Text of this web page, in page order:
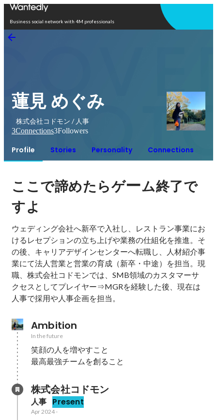
Business social network with 4M professionals
蓮見 めぐみ
株式会社コドモン / 人事
3Connections3Followers
Profile Stories Personality Connections
ここで諦めたらゲーム終了で
すよ
ウェディング会社へ新卒で入社し、レストラン事業にお
けるレセプションの立ち上げや業務の仕組化を推進。そ
の後、キャリアデザインセンターへ転職し、人材紹介事
業にて法人営業と営業の育成（新卒・中途）を担当。現
職、株式会社コドモンでは、SMB領域のカスタマーサ
クセスとしてプレイヤー⇒MGRを経験した後、現在は
人事で採用や人事企画を担当。
Ambition
In the future
笑顔の人を増やすこと
最高最強チームを創ること
株式会社コドモン
人事 Present
Apr 2024-